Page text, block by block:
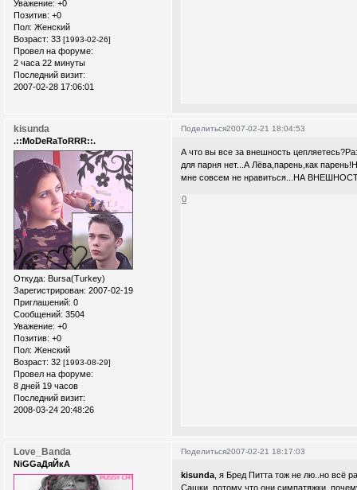
Уважение: +0
Позитив: +0
Пол: Женский
Возраст: 33 [1993-02-26]
Провел на форуме:
2 часа 22 минуты
Последний визит:
2007-02-28 17:06:01
Поделиться2007-02-21 18:04:53
kisunda
.::MoDeRaToRRR::.
Откуда: Bursa(Turkey)
Зарегистрирован: 2007-02-19
Приглашений: 0
Сообщений: 3504
Уважение: +0
Позитив: +0
Пол: Женский
Возраст: 32 [1993-08-29]
Провел на форуме:
8 дней 19 часов
Последний визит:
2008-03-24 20:48:26
А что вы все за внешность
для парня нет...А Лёва,парень,как
мне совсем не нравиться...НА
0
Поделиться2007-02-21 18:17:03
Love_Banda
NiGGaДяЙкА
kisunda , я Бред Питта тож не лю..но всё
Сашки, потому что они